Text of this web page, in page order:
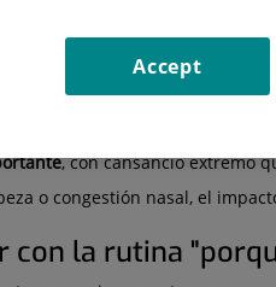
es solo un
es restar importancia
, con uninicio bruscoy un
jefa de
, con cansancio extremo
o congestión nasal, el
con la rutina
Accept